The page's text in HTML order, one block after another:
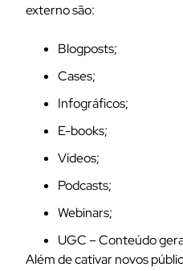
externo são:
Blogposts;
Cases;
Infográficos;
E-books;
Vídeos;
Podcasts;
Webinars;
UGC – Conteúdo
Além de cativar novos